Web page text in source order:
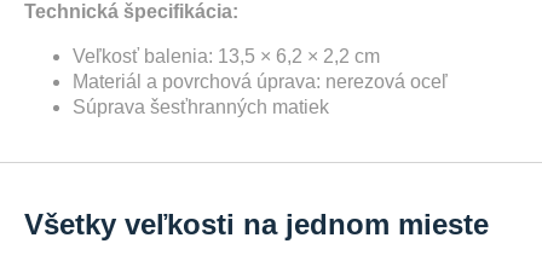
Technická špecifikácia:
Veľkosť balenia: 13,5 × 6,2 × 2,2 cm
Materiál a povrchová úprava: nerezová oceľ
Súprava šesťhranných matiek
Všetky veľkosti na jednom mieste